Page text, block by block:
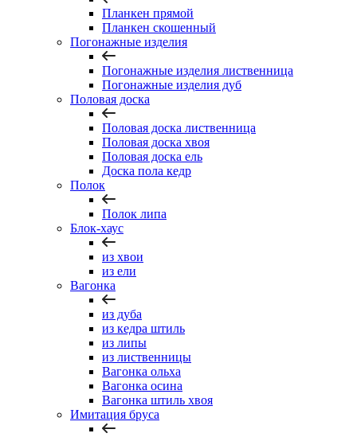
Планкен прямой
Планкен скошенный
Погонажные изделия
Погонажные изделия лиственница
Погонажные изделия дуб
Половая доска
Половая доска лиственница
Половая доска хвоя
Половая доска ель
Доска пола кедр
Полок
Полок липа
Блок-хаус
из хвои
из ели
Вагонка
из дуба
из кедра штиль
из липы
из лиственницы
Вагонка ольха
Вагонка осина
Вагонка штиль хвоя
Имитация бруса